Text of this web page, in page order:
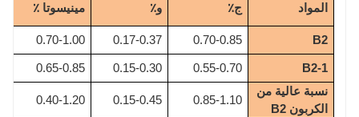
المواد ج٪ و٪ مينيسوتا ٪
B2
0.70-0.85
0.17-0.37
0.70-1.00
B2-1
0.55-0.70
0.15-0.30
0.65-0.85
نسبة عالية من
الكربون B2
0.85-1.10
0.15-0.45
0.40-1.20